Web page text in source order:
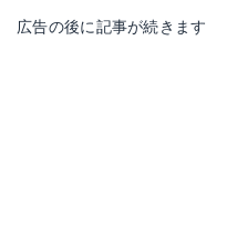
広告の後に記事が続きます